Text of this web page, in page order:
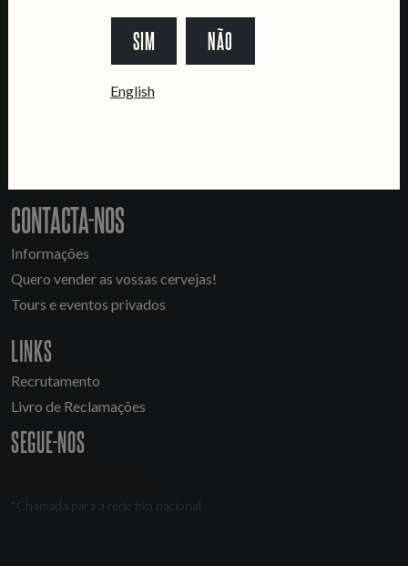
CONTACTA-NOS
Informações
Quero vender as vossas cervejas!
Tours e eventos privados
LINKS
Recrutamento
Livro de Reclamações
SEGUE-NOS
*Chamada para a rede fixa nacional
SIM NÃO
English